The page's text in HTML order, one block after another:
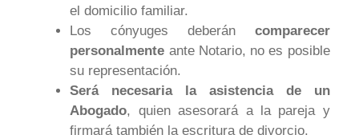
el domicilio familiar.
Los cónyuges deberán comparecer
personalmente ante Notario, no es posible
su representación.
Será necesaria la asistencia de un
Abogado, quien asesorará a la pareja y
firmará también la escritura de divorcio.